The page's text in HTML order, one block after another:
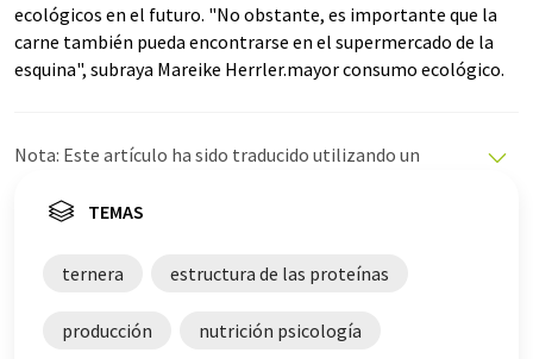
ecológicos en el futuro. "No obstante, es importante que la
carne también pueda encontrarse en el supermercado de la
esquina", subraya Mareike Herrler.mayor consumo ecológico.
Nota: Este artículo ha sido traducido utilizando un
ofrece estas traducciones automáticas para presentar
este artículo ha sido traducido con traducción
automática, es posible que contenga errores de
vocabulario, sintaxis o gramática. El artículo original en
Alemán se puede encontrar
TEMAS
ternera estructura de las proteínas
producción nutrición psicología